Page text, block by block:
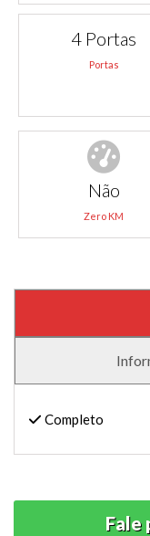
4 Portas
Portas
Não
Zero KM
Completo
Fale